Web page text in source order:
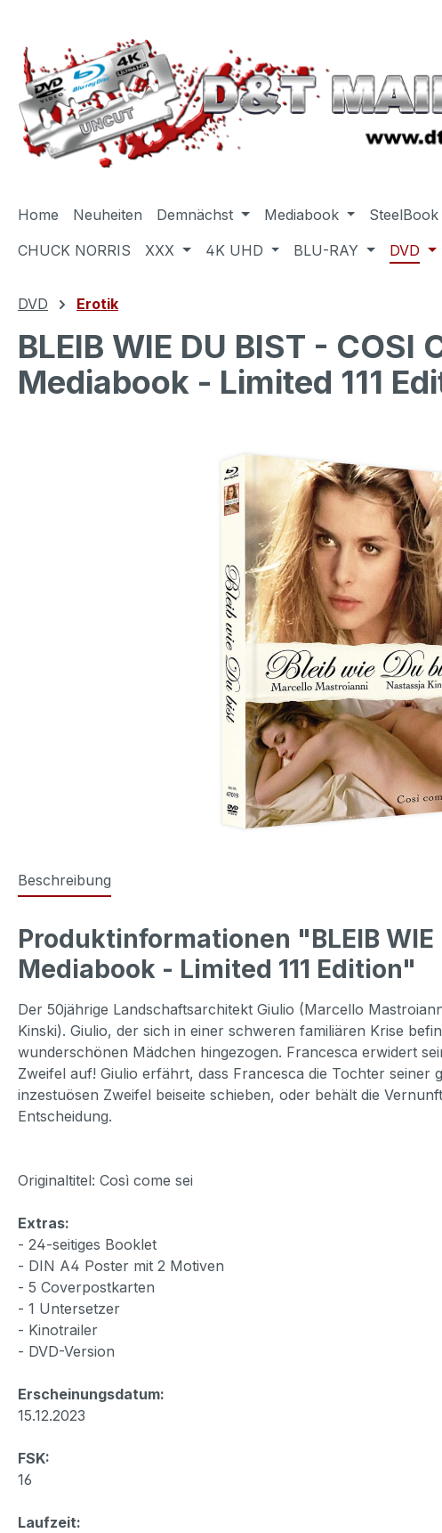
Home Neuheiten Demnächst Mediabook SteelBook
CHUCK NORRIS
XXX 4K UHD BLU-RAY DVD
DVD Erotik
BLEIB WIE DU BIST -
Mediabook - Limited 111
Beschreibung
Produktinformationen "BLEIB WIE
Mediabook - Limited 111 Edition"
Der 50jährige Landschaftsarchitekt Giulio (Marcello
Kinski). Giulio, der sich in einer schweren familiären Krise
wunderschönen Mädchen hingezogen. Francesca erwidert
Zweifel auf! Giulio erfährt, dass Francesca die Tochter
inzestuösen Zweifel beiseite schieben, oder behält die
Entscheidung.
Originaltitel: Così come sei
Extras:
- 24-seitiges Booklet
- DIN A4 Poster mit 2 Motiven
- 5 Coverpostkarten
- 1 Untersetzer
- Kinotrailer
- DVD-Version
Erscheinungsdatum:
15.12.2023
FSK:
16
Laufzeit: